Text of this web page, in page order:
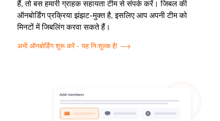
हैं, तो बस हमारी ग्राहक सहायता टीम से संपर्क करें। जिबल की
ऑनबोर्डिंग प्रक्रिया झंझट-मुक्त है, इसलिए आप अपनी टीम को
मिनटों में जिबलिंग करवा सकते हैं।
अभी ऑनबोर्डिंग शुरू करें - यह निःशुल्क है!